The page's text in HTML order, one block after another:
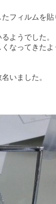
フィルムを
ようでした。
なってきたよ
いました。